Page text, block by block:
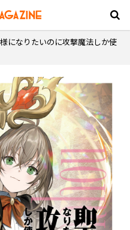
になりたいのに攻撃魔法しか使